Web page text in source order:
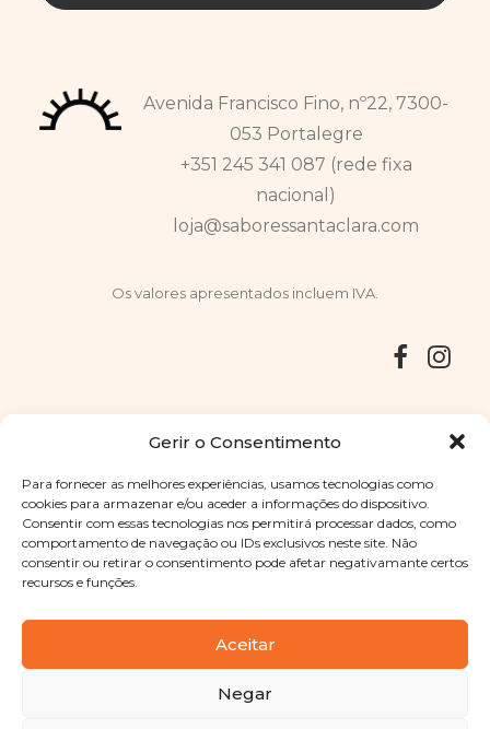
Gerir o Consentimento
Para fornecer as melhores experiências, usamos tecnologias como
cookies para armazenar e/ou aceder a informações do dispositivo.
Consentir com essas tecnologias nos permitirá processar dados, como
comportamento de navegação ou IDs exclusivos neste site. Não
consentir ou retirar o consentimento pode afetar negativamante certos
recursos e funções.
Aceitar
Negar
Avenida Francisco Fino, nº22, 7300-
053 Portalegre
+351 245 341 087 (rede fixa
nacional)
loja@saboressantaclara.com
Os valores apresentados incluem IVA.
Copyright © 2025 Sabores Santa Clara
. Todos os direitos
reservadosPolítica de Privacidade |Termos e condições
Designed byShift Your Branding Agency